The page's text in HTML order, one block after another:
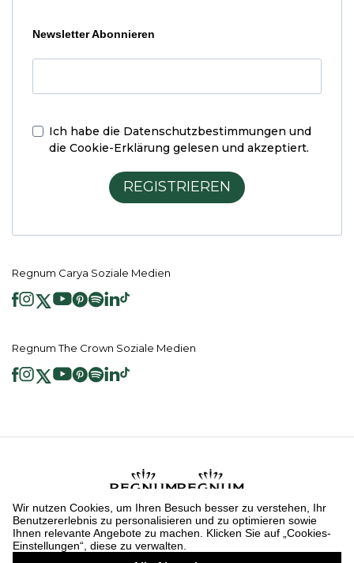
Newsletter Abonnieren
Ich habe die Datenschutzbestimmungen und
die Cookie-Erklärung gelesen und akzeptiert.
REGISTRIEREN
Regnum Carya Soziale Medien
Regnum The Crown Soziale Medien